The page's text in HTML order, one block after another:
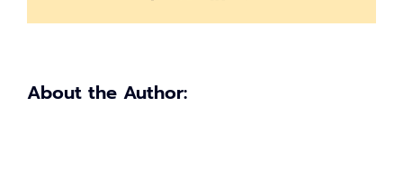
ได้
About the Author: